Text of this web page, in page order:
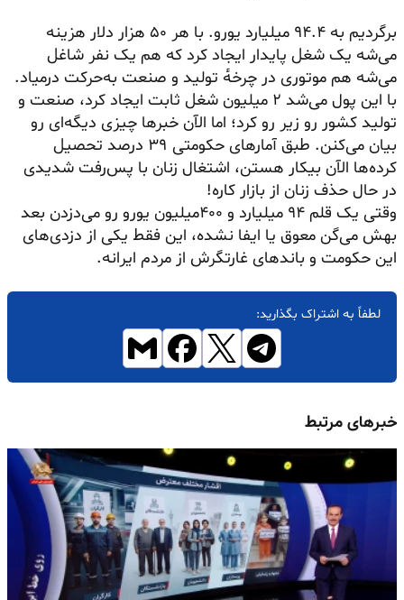
برگردیم به ۹۴.۴ میلیارد یورو. با هر ۵۰ هزار دلار هزینه
می‌شه یک شغل پایدار ایجاد کرد که هم یک نفر شاغل
می‌شه هم موتوری در چرخه‌ٔ تولید و صنعت به‌حرکت درمیاد.
با این پول می‌شد ۲ میلیون شغل ثابت ایجاد کرد، صنعت و
تولید کشور رو زیر رو کرد؛ اما الآن خبرها چیزی دیگه‌ای رو
بیان می‌کنن. طبق آمارهای حکومتی ۳۹ درصد تحصیل
کرده‌ها الآن بیکار هستن، اشتغال زنان با پس‌رفت شدیدی
در حال حذف زنان از بازار کاره!
وقتی یک قلم ۹۴ میلیارد و ۴۰۰میلیون یورو رو می‌دزدن بعد
بهش می‌گن معوق یا ایفا نشده، این فقط یکی از دزدی‌های
این حکومت و باندهای غارتگرش از مردم ایرانه.
لطفاً به اشتراک بگذارید:
خبرهای مرتبط